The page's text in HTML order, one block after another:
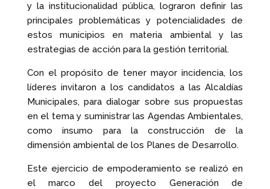
y la institucionalidad pública, lograron definir las
principales problemáticas y potencialidades de
estos municipios en materia ambiental y las
estrategias de acción para la gestión territorial.
Con el propósito de tener mayor incidencia, los
líderes invitaron a los candidatos a las Alcaldías
Municipales, para dialogar sobre sus propuestas
en el tema y suministrar las Agendas Ambientales,
como insumo para la construcción de la
dimensión ambiental de los Planes de Desarrollo.
Este ejercicio de empoderamiento se realizó en
el marco del proyecto Generación de